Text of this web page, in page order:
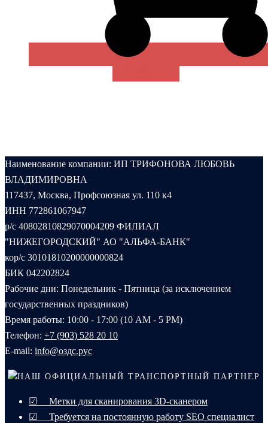
Наименование компании: ИП ТРИФОНОВА ЛЮБОВЬ
ВЛАДИМИРОВНА
117437, Москва, Профсоюзная ул. 110 к4
ИНН 772861067947
р/с 40802810829070004209 ФИЛИАЛ
"НИЖЕГОРОДСКИЙ" АО "АЛЬФА-БАНК"
кор/с 30101810200000000824
БИК 042202824
Рабочие дни: Понедельник - Пятница (за исключением
государственных праздников)
Время работы: 10:00 - 17:00 (10 AM - 5 PM)
Телефон: +7 (903) 528 20 10‬
E-mail: info@оздс.рус
НАШ ОФИЦИАЛЬНЫЙ ТРАНСПОРТНЫЙ ПАРТНЕР
☑ Метки для сканирования 3D-сканером
☑ Требуется на постоянную работу SEO специалист